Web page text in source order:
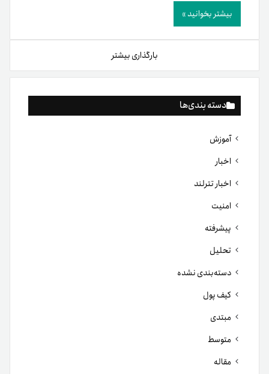
دسته بندی‌ها
آموزش
اخبار
اخبار تترلند
امنیت
پیشرفته
تحلیل
دسته‌بندی نشده
کیف پول
مبتدی
متوسط
مقاله
بیشتر بخوانید »
بارگذاری بیشتر